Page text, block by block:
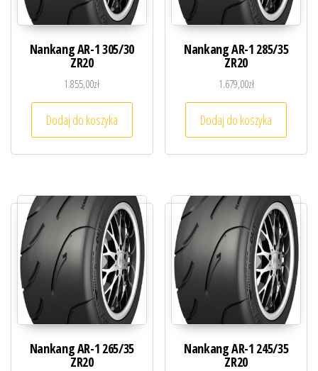
Nankang AR-1 305/30
ZR20
1.855,00zł
Dodaj do koszyka
Nankang AR-1 285/35
ZR20
1.679,00zł
Dodaj do koszyka
Nankang AR-1 265/35
ZR20
Nankang AR-1 245/35
ZR20